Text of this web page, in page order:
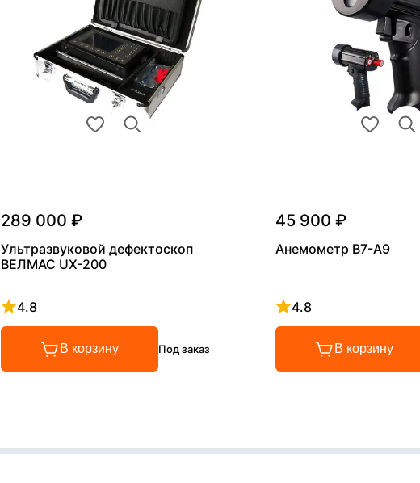
289 000 ₽
Ультразвуковой дефектоскоп
ВЕЛМАС UX-200
4.8
Рейтинг 4.8 из 5
В корзину Под заказ
45 900 ₽
Анемометр В7-А9
4.8
Рейтинг 4.8 из 5
В корзину